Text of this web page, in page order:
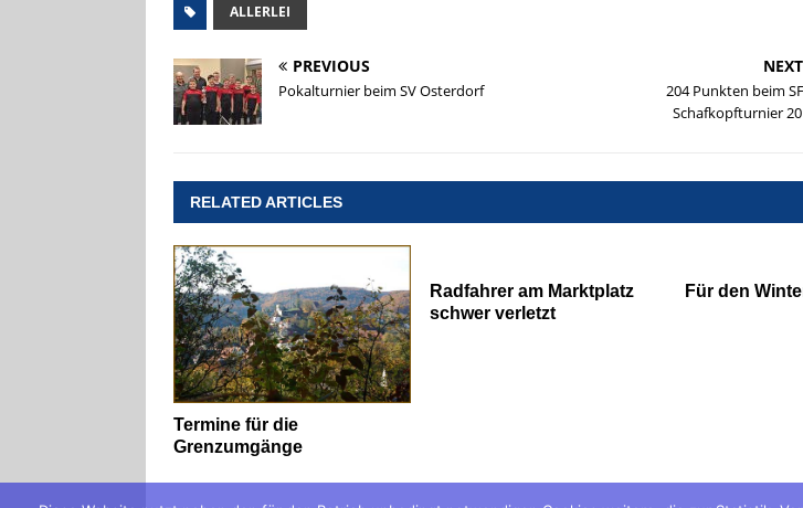
ALLERLEI
PREVIOUS
Pokalturnier beim SV Osterdorf
NEXT
204 Punkten beim
Schafkopfturnier
RELATED ARTICLES
Termine für die
Grenzumgänge
Radfahrer am Marktplatz
schwer verletzt
Für den